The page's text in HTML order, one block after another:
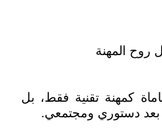
روح المهنة
كمهنة تقنية فقط، بل
بعد دستوري ومجتمعي.